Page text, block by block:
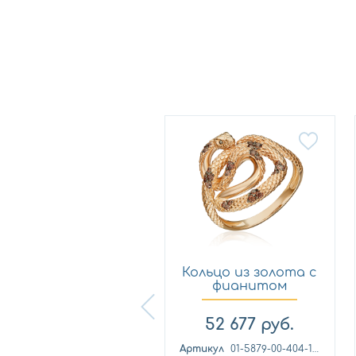
Кольцо из золота с
фианитом
Платина 0...
52 677 руб.
Артикул
01-5879-00-404-1110